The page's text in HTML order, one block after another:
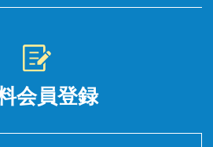
会員登録